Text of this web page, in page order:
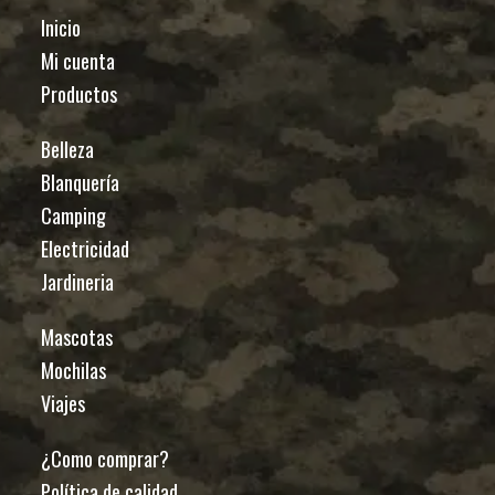
Inicio
Mi cuenta
Productos
Belleza
Blanquería
Camping
Electricidad
Jardineria
Mascotas
Mochilas
Viajes
¿Como comprar?